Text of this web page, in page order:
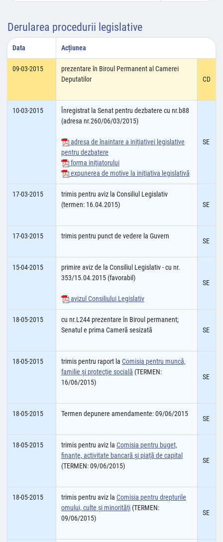
Derularea procedurii legislative
Data Acțiunea
09-03-2015
prezentare în Biroul Permanent al Camerei
Deputatilor
CD
10-03-2015
Înregistrat la Senat pentru dezbatere cu nr.b88
(adresa nr.260/06/03/2015)
adresa de înaintare a iniţiativei legislative
pentru dezbatere
forma iniţiatorului
expunerea de motive la iniţiativa legislativă
SE
17-03-2015
trimis pentru aviz la Consiliul Legislativ
(termen: 16.04.2015)
SE
17-03-2015 trimis pentru punct de vedere la Guvern
SE
15-04-2015
primire aviz de la Consiliul Legislativ - cu nr.
353/15.04.2015 (favorabil)
avizul Consiliului Legislativ
SE
18-05-2015
cu nr.L244 prezentare în Biroul permanent;
Senatul e prima Cameră sesizată
SE
18-05-2015 trimis pentru raport la Comisia pentru muncă,
familie şi protecţie socială (TERMEN:
16/06/2015)
SE
18-05-2015 Termen depunere amendamente: 09/06/2015
SE
18-05-2015 trimis pentru aviz la Comisia pentru buget,
finanţe, activitate bancară şi piaţă de capital
(TERMEN: 09/06/2015)
SE
18-05-2015 trimis pentru aviz la Comisia pentru drepturile
omului, culte şi minorităţi (TERMEN:
09/06/2015)
SE